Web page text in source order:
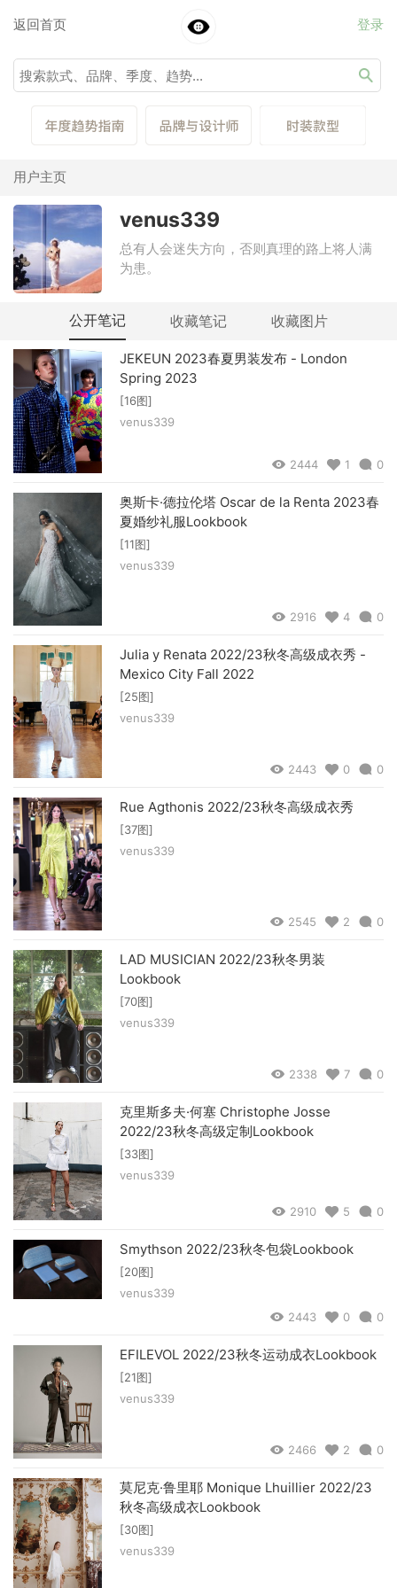
返回首页 登录
用户主页
venus339
总有人会迷失方向，否则真理的路上将人满
为患。
公开笔记 收藏笔记 收藏图片
JEKEUN 2023春夏男装发布 - London
Spring 2023
[16图]
venus339
2444 1 0
奥斯卡·德拉伦塔 Oscar de la Renta 2023春
夏婚纱礼服Lookbook
[11图]
venus339
2916 4 0
Julia y Renata 2022/23秋冬高级成衣秀 -
Mexico City Fall 2022
[25图]
venus339
2443 0 0
Rue Agthonis 2022/23秋冬高级成衣秀
[37图]
venus339
2545 2 0
LAD MUSICIAN 2022/23秋冬男装
Lookbook
[70图]
venus339
2338 7 0
克里斯多夫·何塞 Christophe Josse
2022/23秋冬高级定制Lookbook
[33图]
venus339
2910 5 0
Smythson 2022/23秋冬包袋Lookbook
[20图]
venus339
2443
0 0
EFILEVOL 2022/23秋冬运动成衣Lookbook
[21图]
venus339
2466 2 0
莫尼克·鲁里耶 Monique Lhuillier 2022/23
秋冬高级成衣Lookbook
[30图]
venus339